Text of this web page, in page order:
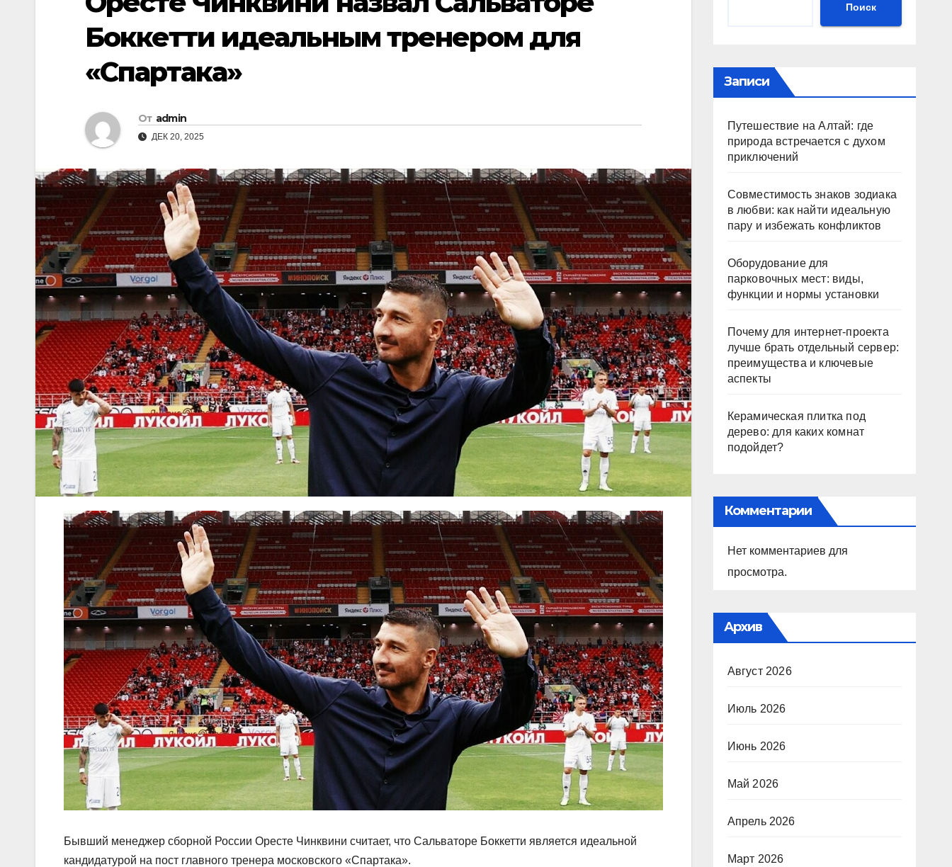
Боккетти идеальным тренером для
«Спартака»
От admin
ДЕК 20, 2025
Бывший менеджер сборной России Оресте Чинквини считает, что Сальваторе Боккетти является идеальной
кандидатурой на пост главного тренера московского «Спартака».
Поиск
Записи
Путешествие на Алтай: где
природа встречается с духом
приключений
Совместимость знаков зодиака
в любви: как найти идеальную
пару и избежать конфликтов
Оборудование для
парковочных мест: виды,
функции и нормы установки
Почему для интернет-проекта
лучше брать отдельный сервер:
преимущества и ключевые
аспекты
Керамическая плитка под
дерево: для каких комнат
подойдет?
Комментарии
Нет комментариев для
просмотра.
Архив
Август 2026
Июль 2026
Июнь 2026
Май 2026
Апрель 2026
Март 2026